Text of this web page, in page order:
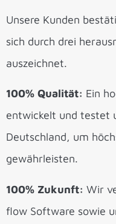
Unsere Kunden
sich durch drei
auszeichnet.
100% Qualität: Ein
entwickelt und testet
Deutschland, um
gewährleisten.
100% Zukunft: Wir
flow Software sowie